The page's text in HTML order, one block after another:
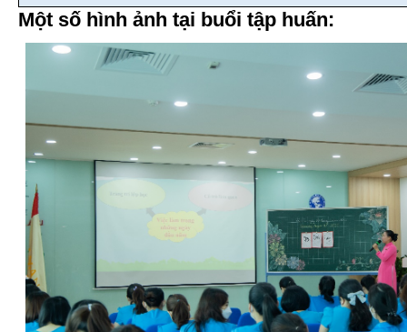
Một số hình ảnh tại buổi tập huấn: